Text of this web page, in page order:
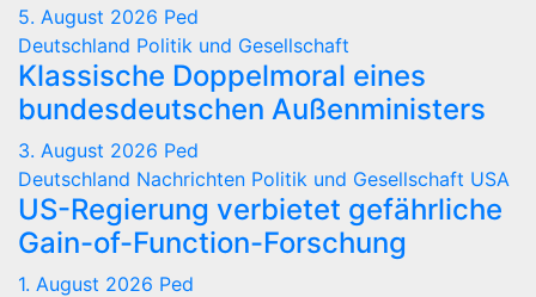
5. August 2026 Ped
Deutschland Politik und Gesellschaft
Klassische Doppelmoral eines
bundesdeutschen Außenministers
3. August 2026 Ped
Deutschland Nachrichten Politik und Gesellschaft USA
US-Regierung verbietet gefährliche
Gain-of-Function-Forschung
1. August 2026 Ped